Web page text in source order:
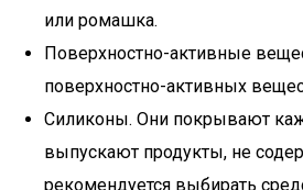
или ромашка.
Поверхностно-активные
поверхностно-активных
Силиконы. Они покрывают
выпускают продукты, не
рекомендуется выбирать